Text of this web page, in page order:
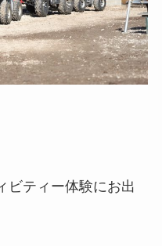
ビティー体験にお出